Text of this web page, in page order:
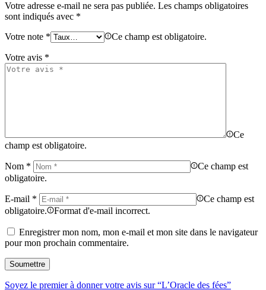
Votre adresse e-mail ne sera pas publiée. Les champs obligatoires
sont indiqués avec *
Votre note * Ce champ est obligatoire.
Votre avis *
Ce
champ est obligatoire.
Nom *
Ce champ est
obligatoire.
E-mail *
Ce champ est
obligatoire.
Format d'e-mail incorrect.
Enregistrer mon nom, mon e-mail et mon site dans le navigateur
pour mon prochain commentaire.
Soyez le premier à donner votre avis sur “L’Oracle des fées”